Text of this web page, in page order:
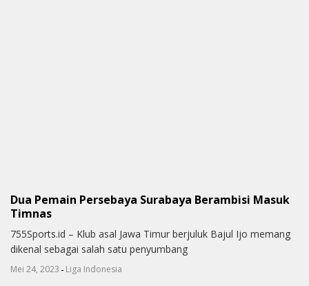
Dua Pemain Persebaya Surabaya Berambisi Masuk
Timnas
755Sports.id – Klub asal Jawa Timur berjuluk Bajul Ijo memang
dikenal sebagai salah satu penyumbang
Mei 24, 2023 - Liga Indonesia